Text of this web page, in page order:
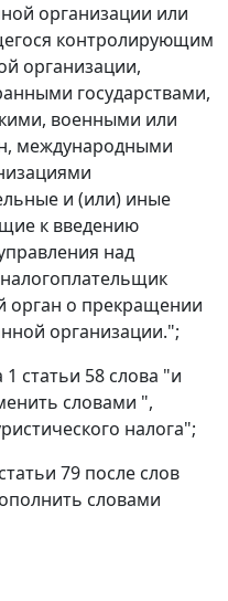
организации или
контролирующим
организации,
государствами,
военными или
международными
и (или) иные
к введению
над
орган о прекращении
организации.";
статьи 58 слова "и
словами ",
налога";
79 после слов
словами